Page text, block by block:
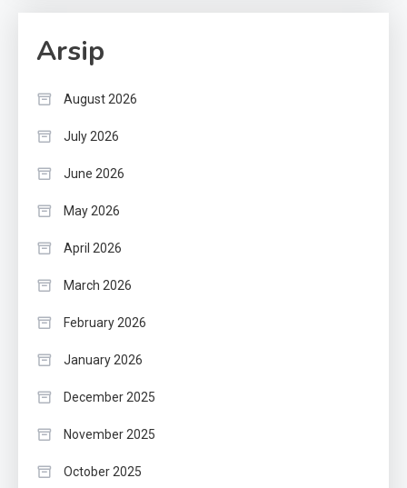
Arsip
August 2026
July 2026
June 2026
May 2026
April 2026
March 2026
February 2026
January 2026
December 2025
November 2025
October 2025